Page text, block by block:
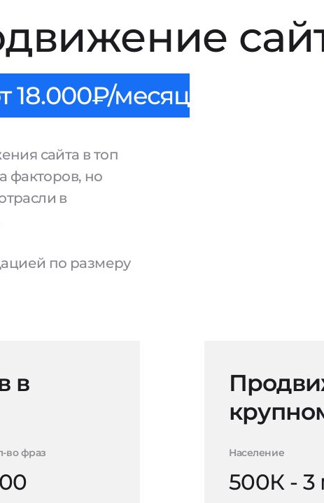
18.000₽/месяц
сайта в топ
факторов, но
в
по размеру
в
во фраз Население
500К - 3